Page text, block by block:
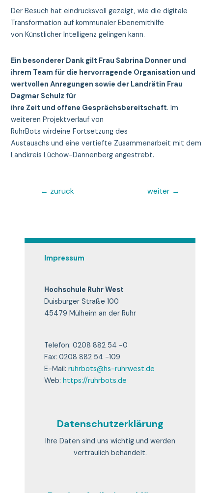
Der Besuch hat eindrucksvoll gezeigt, wie die digitale
Transformation auf kommunaler Ebenemithilfe
von Künstlicher Intelligenz gelingen kann.
Ein besonderer Dank gilt Frau Sabrina Donner und
ihrem Team für die hervorragende Organisation und
wertvollenAnregungen sowie der Landrätin Frau
Dagmar Schulz für
ihre Zeit und offene Gesprächsbereitschaft. Im
weiteren Projektverlauf von
RuhrBots wirdeine Fortsetzung des
Austauschs und eine vertiefte Zusammenarbeit mit dem
Landkreis Lüchow-Dannenberg angestrebt.
Beitragsnavigation
← zurück weiter →
Impressum
Hochschule Ruhr West
Duisburger Straße 100
45479 Mülheim an der Ruhr
Telefon: 0208 882 54 -0
Fax: 0208 882 54 -109
E-Mail: ruhrbots@hs-ruhrwest.de
Web: https://ruhrbots.de
Datenschutzerklärung
Ihre Daten sind uns wichtig und werden
vertraulich behandelt.